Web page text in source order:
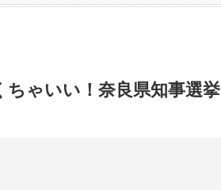
ゃいい！奈良県知事選挙